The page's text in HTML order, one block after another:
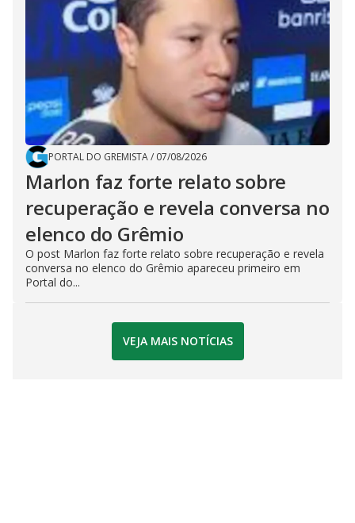
PORTAL DO GREMISTA/ 07/08/2026
Marlon faz forte relato sobre
recuperação e revela conversa no
elenco do Grêmio
O post Marlon faz forte relato sobre recuperação e revela
conversa no elenco do Grêmio apareceu primeiro em
Portal do...
VEJA MAIS NOTÍCIAS